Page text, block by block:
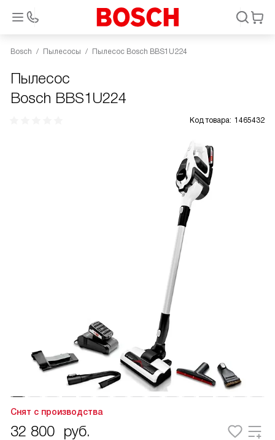
Bosch Пылесосы Пылесос Bosch BBS1U224
Пылесос
Bosch BBS1U224
Код товара: 1465432
Снят с производства
32 800 руб.